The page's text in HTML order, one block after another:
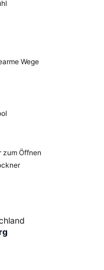
Wege
zum Öffnen